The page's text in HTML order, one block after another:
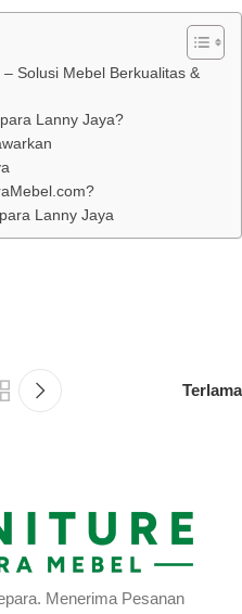
Solusi Mebel Berkualitas &
Lanny Jaya?
Lanny Jaya
Terlama
Menerima Pesanan